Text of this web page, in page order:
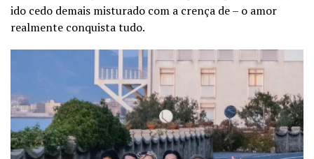
ido cedo demais misturado com a crença de – o amor
realmente conquista tudo.